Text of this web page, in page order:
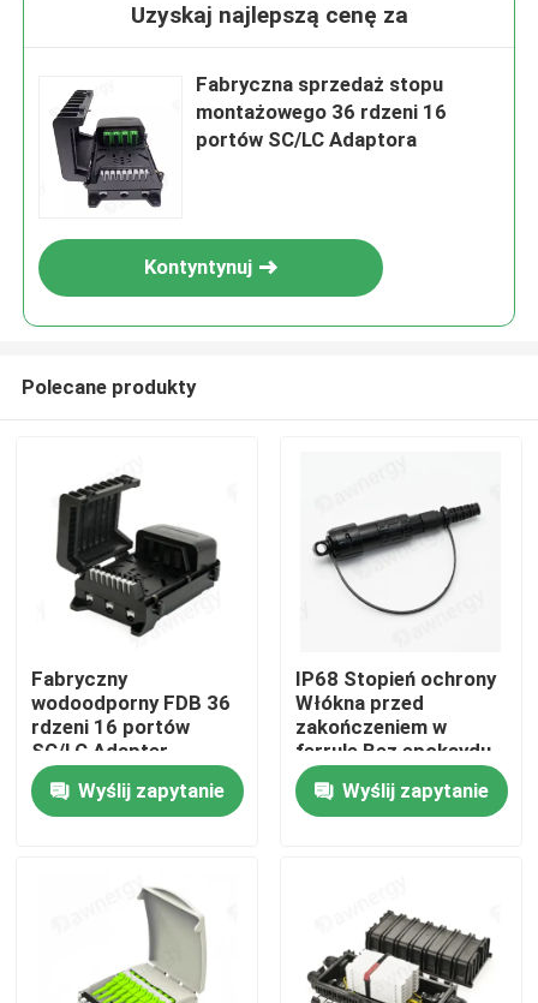
Dom
Produkty
Uzyskaj najlepszą cenę za
Fabryczna sprzedaż stopu
montażowego 36 rdzeni 16
portów SC/LC Adaptora
Kontyntynuj
Polecane produkty
Fabryczny
wodoodporny FDB 36
rdzeni 16 portów
SC/LC Adapter
Podział skrzynki Ftth
Wyślij zapytanie
IP68 Stopień ochrony
Włókna przed
zakończeniem w
ferrule Bez epoksydu
Utwardzanie i
polerowanie
materiałami obudowy
Wyślij zapytanie